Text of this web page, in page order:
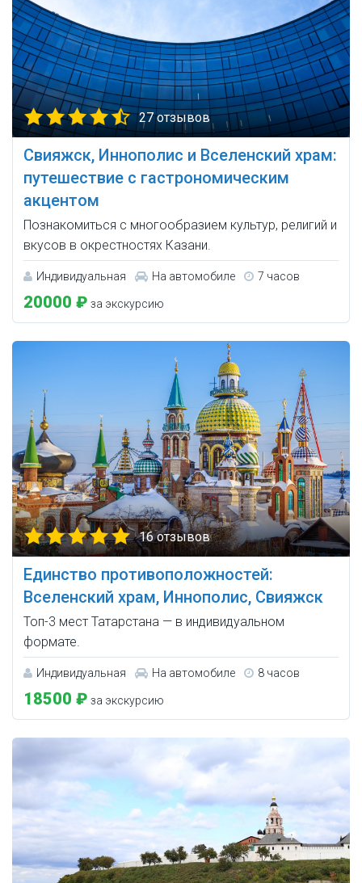
27 отзывов
Свияжск, Иннополис и Вселенский храм:
путешествие с гастрономическим
акцентом
Познакомиться с многообразием культур, религий и
вкусов в окрестностях Казани.
Индивидуальная На автомобиле 7 часов
20000 ₽ за экскурсию
16 отзывов
Единство противоположностей:
Вселенский храм, Иннополис, Свияжск
Топ-3 мест Татарстана — в индивидуальном
формате.
Индивидуальная На автомобиле 8 часов
18500 ₽ за экскурсию